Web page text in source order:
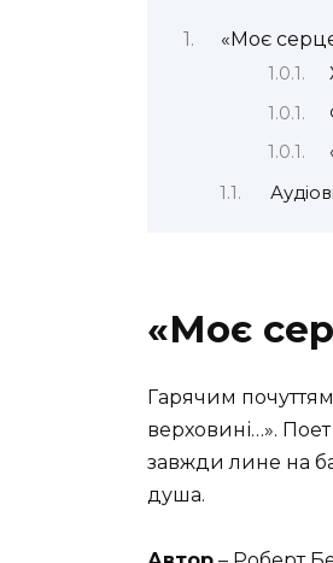
«Моє
«Моє
Гарячим
верховині…».
завжди лине на
душа.